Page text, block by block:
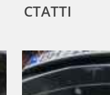
СТАТТІ